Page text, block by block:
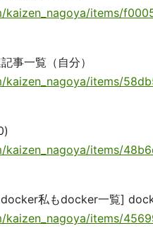
kaizen_nagoya/items/
事一覧（自分）
kaizen_nagoya/items/
kaizen_nagoya/items/
docker私もdocker一覧]
kaizen_nagoya/items/